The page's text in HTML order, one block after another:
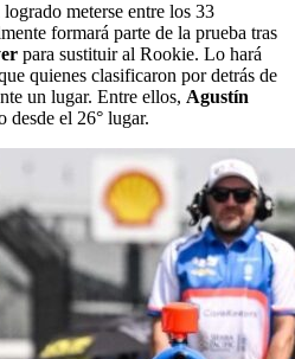
meterse entre los 33
formará parte de la prueba tras
para sustituir al Rookie. Lo hará
quienes clasificaron por detrás de
un lugar. Entre ellos, Agustín
desde el 26° lugar.